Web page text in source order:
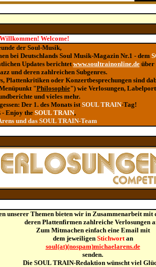
Welcome!
der Soul-Musik,
bei Deutschlands Soul Musik-Magazin Nr.1 - dem
Updates berichtetwww.soultrainonline.deüber
und deren zahlreichen Subgenres.
Plattenkritiken oder Konzertbesprechungen sind
"Philosophie") wie Verlosungen,
und vieles mehr.
Der 1. des Monats istSOUL TRAIN-Tag!
- Enjoy the SOUL TRAIN,
und das SOUL TRAIN-Team
unserer Themen bieten wir in Zusammenarbeit mit
deren Plattenfirmen zahlreiche Verlosungen
Zum Mitmachen einfach eine Email mit
dem jeweiligen Stichwortan
soul(at)(nospam)michaelarens.de
senden.
Die SOUL TRAIN-Redaktion wünscht viel